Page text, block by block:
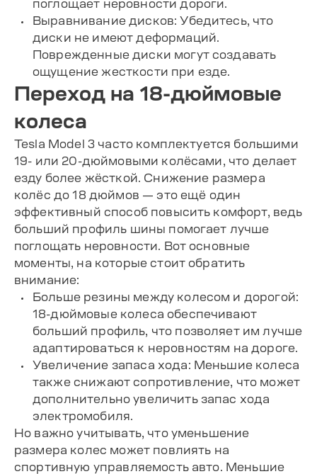
поглощает неровности дороги.
Выравнивание дисков: Убедитесь, что
диски не имеют деформаций.
Поврежденные диски могут создавать
ощущение жесткости при езде.
Переход на 18-дюймовые
колеса
Tesla Model 3 часто комплектуется большими
19- или 20-дюймовыми колёсами, что делает
езду более жёсткой. Снижение размера
колёс до 18 дюймов — это ещё один
эффективный способ повысить комфорт, ведь
больший профиль шины помогает лучше
поглощать неровности. Вот основные
моменты, на которые стоит обратить
внимание:
Больше резины между колесом и дорогой:
18-дюймовые колеса обеспечивают
больший профиль, что позволяет им лучше
адаптироваться к неровностям на дороге.
Увеличение запаса хода: Меньшие колеса
также снижают сопротивление, что может
дополнительно увеличить запас хода
электромобиля.
Но важно учитывать, что уменьшение
размера колес может повлиять на
спортивную управляемость авто. Меньшие